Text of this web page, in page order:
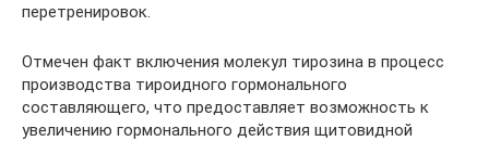
перетренировок.
Отмечен факт включения молекул тирозина в процесс
производства тироидного гормонального
составляющего, что предоставляет возможность к
увеличению гормонального действия щитовидной